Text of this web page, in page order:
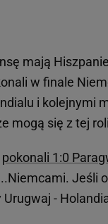
mają
w finale
i kolejnymi
mogą się z tej
pokonali 1:0
Jeśli
Urugwaj -